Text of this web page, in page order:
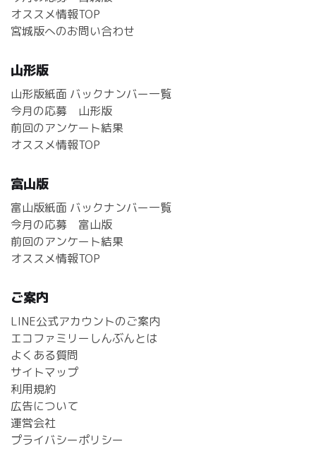
オススメ情報TOP
宮城版へのお問い合わせ
山形版
山形版紙面 バックナンバー一覧
今月の応募 山形版
前回のアンケート結果
オススメ情報TOP
富山版
富山版紙面 バックナンバー一覧
今月の応募 富山版
前回のアンケート結果
オススメ情報TOP
ご案内
LINE公式アカウントのご案内
エコファミリーしんぶんとは
よくある質問
サイトマップ
利用規約
広告について
運営会社
プライバシーポリシー